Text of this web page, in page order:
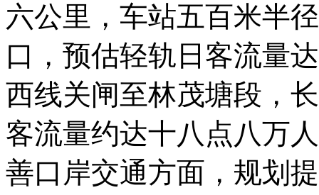
六公里，车站五百米半
口，预估轻轨日客流量
西线关闸至林茂塘段，
客流量约达十八点八
善口岸交通方面，规划